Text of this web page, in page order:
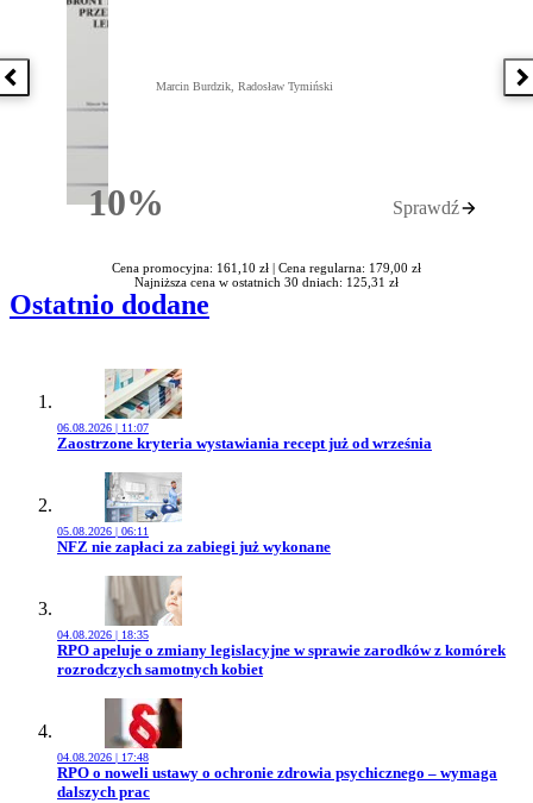
Poprzednia książka
10%Rabatu
Marcin Burdzik, Radosław Tymiński
Sprawdź
Cena promocyjna: 161,10 zł | Cena regularna: 179,00 zł
Najniższa cena w ostatnich 30 dniach: 125,31 zł
Ostatnio dodane
06.08.2026 | 11:07
Przejdź do artykułu:
Zaostrzone kryteria wystawiania recept już od września
05.08.2026 | 06:11
Przejdź do artykułu:
NFZ nie zapłaci za zabiegi już wykonane
04.08.2026 | 18:35
Przejdź do artykułu:
RPO apeluje o zmiany legislacyjne w sprawie zarodków z komórek
rozrodczych samotnych kobiet
04.08.2026 | 17:48
Przejdź do artykułu:
RPO o noweli ustawy o ochronie zdrowia psychicznego – wymaga
dalszych prac